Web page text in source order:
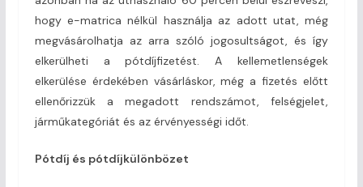
hogy e-matrica nélkül használja az adott utat, még
megvásárolhatja az arra szóló jogosultságot, és így
elkerülheti a pótdíjfizetést. A kellemetlenségek
elkerülése érdekében vásárláskor, még a fizetés előtt
ellenőrizzük a megadott rendszámot, felségjelet,
járműkategóriát és az érvényességi időt.
Pótdíj és pótdíjkülönbözet